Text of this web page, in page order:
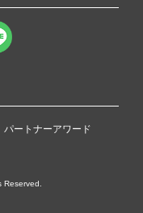
パートナーアワード